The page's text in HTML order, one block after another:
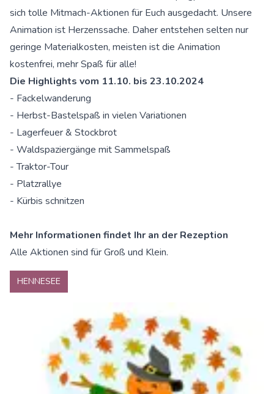
sich tolle Mitmach-Aktionen für Euch ausgedacht. Unsere
Animation ist Herzenssache. Daher entstehen selten nur
geringe Materialkosten, meisten ist die Animation
kostenfrei, mehr Spaß für alle!
Die Highlights vom 11.10. bis 23.10.2024
- Fackelwanderung
- Herbst-Bastelspaß in vielen Variationen
- Lagerfeuer & Stockbrot
- Waldspaziergänge mit Sammelspaß
- Traktor-Tour
- Platzrallye
- Kürbis schnitzen
Mehr Informationen findet Ihr an der Rezeption
Alle Aktionen sind für Groß und Klein.
HENNESEE